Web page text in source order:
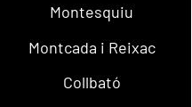
Montesquiu
Montcada i Reixac
Collbató